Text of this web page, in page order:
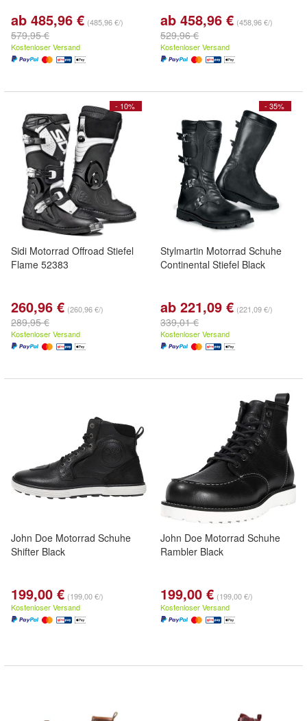
ab 485,96 € (485,96 €/)
579,95 €
Kostenloser Versand
ab 458,96 € (458,96 €/)
529,96 €
Kostenloser Versand
- 10%
Sidi Motorrad Offroad Stiefel
Flame 52383
260,96 € (260,96 €/)
289,95 €
Kostenloser Versand
- 35%
Stylmartin Motorrad Schuhe
Continental Stiefel Black
ab 221,09 € (221,09 €/)
339,01 €
Kostenloser Versand
John Doe Motorrad Schuhe
Shifter Black
199,00 € (199,00 €/)
Kostenloser Versand
John Doe Motorrad Schuhe
Rambler Black
199,00 € (199,00 €/)
Kostenloser Versand